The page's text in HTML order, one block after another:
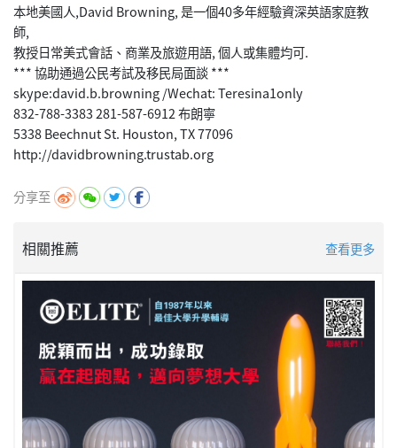
本地美國人,David Browning, 是一個40多年經驗資深英語家庭教
師,
教授日常美式會話、商業及旅遊用語, 個人或集體均可.
*** 協助通過公民考試及移民局面談 ***
skype:david.b.browning /Wechat: Teresina1only
832-788-3383 281-587-6912 布朗寧
5338 Beechnut St. Houston, TX 77096
分享至
相關推薦 查看更多